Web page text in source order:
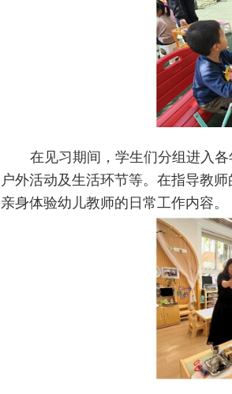
在见习期间，学生们分组进入
户外活动及生活环节等。在指导教
亲身体验幼儿教师的日常工作内容。